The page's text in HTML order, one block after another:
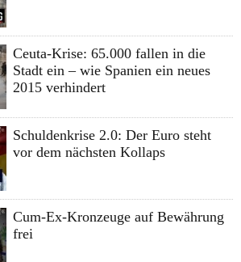
Ceuta-Krise: 65.000 fallen in die
Stadt ein – wie Spanien ein neues
2015 verhindert
Schuldenkrise 2.0: Der Euro steht
vor dem nächsten Kollaps
Cum-Ex-Kronzeuge auf Bewährung
frei